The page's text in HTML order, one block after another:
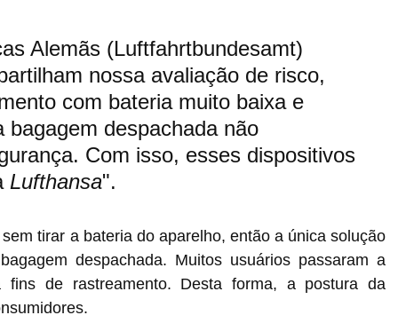
Alemãs (Luftfahrtbundesamt)
nossa avaliação de risco,
com bateria muito baixa e
despachada não
Com isso, esses dispositivos
Lufthansa".
despachada. Muitos usuários passaram a